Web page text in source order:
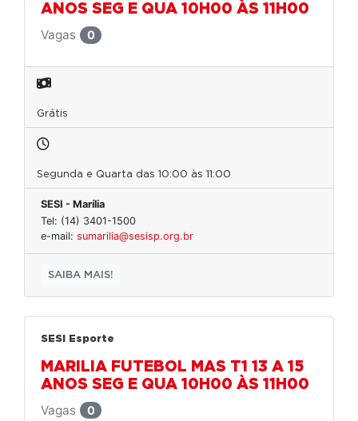
ANOS SEG E QUA 10H00 ÀS 11H00
Vagas
0
Grátis
Segunda e Quarta das 10:00 às 11:00
SESI - Marília
Tel: (14) 3401-1500
e-mail: sumarilia@sesisp.org.br
SAIBA MAIS!
SESI Esporte
MARILIA FUTEBOL MAS T1 13 A 15
ANOS SEG E QUA 10H00 ÀS 11H00
Vagas
0